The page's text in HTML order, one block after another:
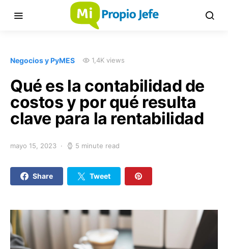
Negocios y PyMES 1,4K views
Qué es la contabilidad de
costos y por qué resulta
clave para la rentabilidad
mayo 15, 2023 5 minute read
Share Tweet